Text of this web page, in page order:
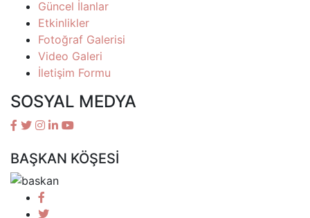
Güncel İlanlar
Etkinlikler
Fotoğraf Galerisi
Video Galeri
İletişim Formu
SOSYAL MEDYA
BAŞKAN KÖŞESİ